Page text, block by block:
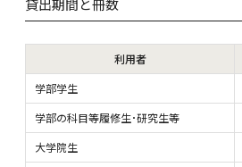
貸出期間と冊数
利用者
学部学生
学部の科目等履修生･研究生等
大学院生